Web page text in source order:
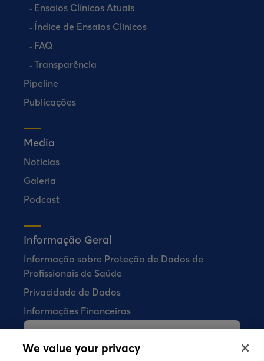
Ensaios Clínicos Atuais
Índice de Ensaios Clínicos
FAQ
Transparência
Pipeline
Publicações
Media
Notícias
Galeria
Podcast
Informação Geral
Informação sobre Proteção de Dados de
Profissionais de Saúde
Privacidade de Dados
Informações Financeiras
farmacêuticos diretamente aos
We value your privacy